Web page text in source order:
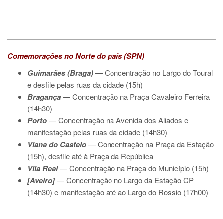
Comemorações no Norte do país (SPN)
Guimarães (Braga)— Concentração no Largo do Toural
e desfile pelas ruas da cidade (15h)
Bragança— Concentração na Praça Cavaleiro Ferreira
(14h30)
Porto— Concentração na Avenida dos Aliados e
manifestação pelas ruas da cidade (14h30)
Viana do Castelo— Concentração na Praça da Estação
(15h), desfile até à Praça da República
Vila Real— Concentração na Praça do Município (15h)
[Aveiro]— Concentração no Largo da Estação CP
(14h30) e manifestação até ao Largo do Rossio (17h00)